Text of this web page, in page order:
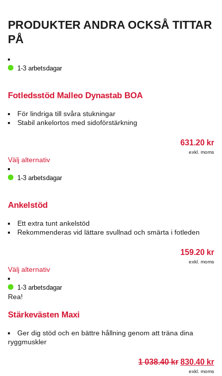
PRODUKTER ANDRA OCKSÅ TITTAR
PÅ
1-3 arbetsdagar
Fotledsstöd Malleo Dynastab BOA
För lindriga till svåra stukningar
Stabil ankelortos med sidoförstärkning
631.20 kr
exkl. moms
Välj alternativDen
produkten
olika
alternativen
1-3 arbetsdagar
Ankelstöd
Ett extra tunt ankelstöd
Rekommenderas vid lättare svullnad och smärta i fotleden
159.20 kr
exkl. moms
Välj alternativDen
produkten
varianter.
olika
1-3 arbetsdagar
Rea!
Stärkevästen Maxi
Ger dig stöd och en bättre hållning genom att träna dina
ryggmuskler
1 038.40kr Det
830.40 kr
exkl. moms